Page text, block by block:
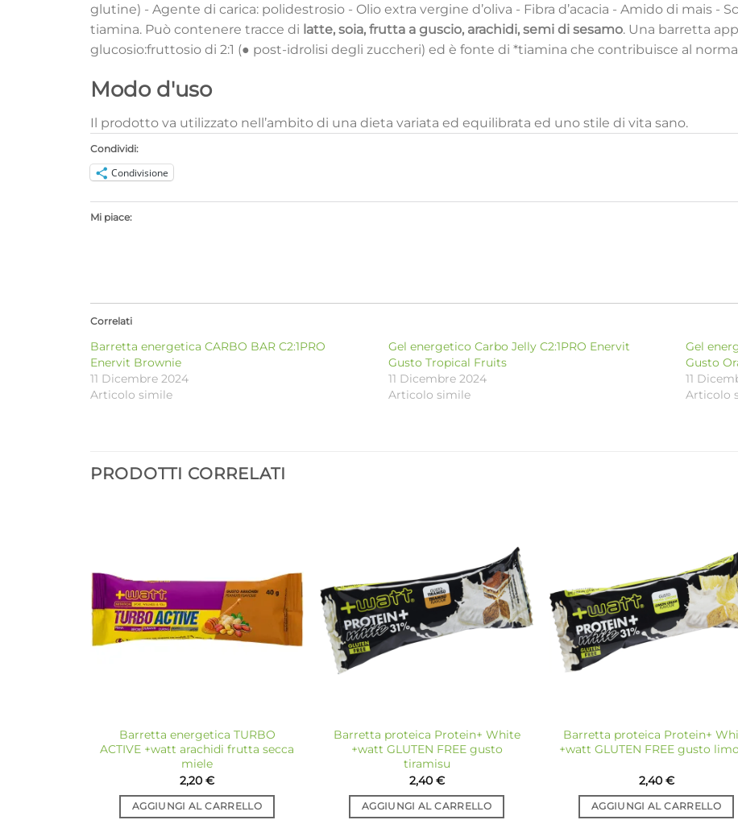
glutine) - Agente di carica: polidestrosio - Olio extra vergine d’oliva - Fibra d’acacia - Amido di mais -
tiamina. Può contenere tracce di latte, soia, frutta a guscio, arachidi, semi di sesamo. Una barretta
glucosio:fruttosio di 2:1 (● post-idrolisi degli zuccheri) ed è fonte di *tiamina che contribuisce al
Modo d'uso
Il prodotto va utilizzato nell’ambito di una dieta variata ed equilibrata ed uno stile di vita sano.
Condividi:
Condivisione
Mi piace:
Correlati
Barretta energetica CARBO BAR C2:1PRO
Enervit Brownie
11 Dicembre 2024
Articolo simile
Gel energetico Carbo Jelly C2:1PRO Enervit
Gusto Tropical Fruits
11 Dicembre 2024
Articolo simile
Gel
Gusto
11
Articolo
PRODOTTI CORRELATI
desideri
Barretta energetica TURBO
ACTIVE +watt arachidi frutta secca
miele
2,20€
AGGIUNGI AL CARRELLO
Aggiungi
alla lista
dei
desideri
Barretta proteica Protein+ White
+watt GLUTEN FREE gusto
tiramisu
2,40€
AGGIUNGI AL CARRELLO
alla
Barretta proteica Protein+
+watt GLUTEN FREE gusto
2,40€
AGGIUNGI AL CARRELLO